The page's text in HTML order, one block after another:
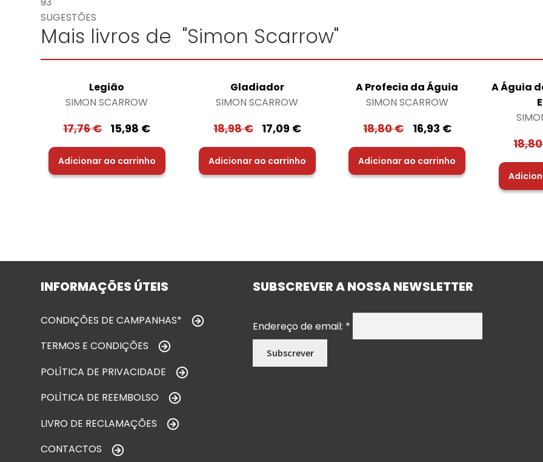
SUGESTÕES
Mais livros de "Simon Scarrow"
Legião
SIMON SCARROW
17,76€ 15,98 €
Adicionar ao carrinho
Gladiador
SIMON SCARROW
18,98€ 17,09 €
Adicionar ao carrinho
A Profecia da Águia
SIMON SCARROW
18,80€ 16,93 €
Adicionar ao carrinho
A Águia
INFORMAÇÕES ÚTEIS
CONDIÇÕES DE CAMPANHAS*
TERMOS E CONDIÇÕES
POLÍTICA DE PRIVACIDADE
POLÍTICA DE REEMBOLSO
LIVRO DE RECLAMAÇÕES
CONTACTOS
SUBSCREVER A NOSSA NEWSLETTER
Endereço de email: *